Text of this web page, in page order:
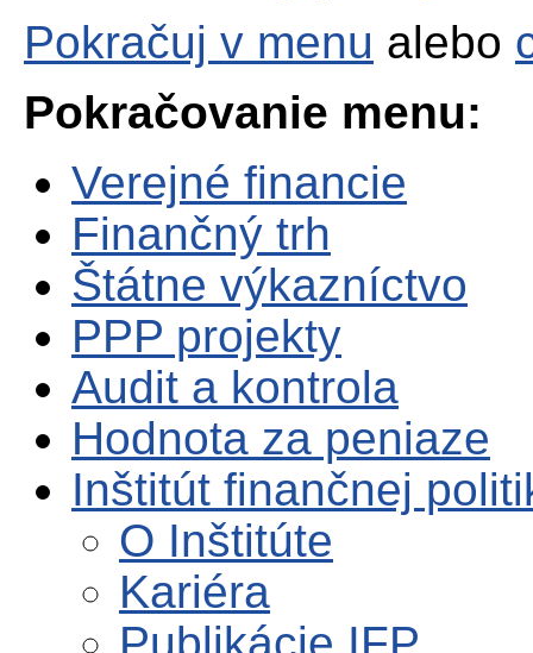
Pokračuj v menu alebo
Pokračovanie menu:
Verejné financie
Finančný trh
Štátne výkazníctvo
PPP projekty
Audit a kontrola
Hodnota za peniaze
Inštitút finančnej
O Inštitúte
Kariéra